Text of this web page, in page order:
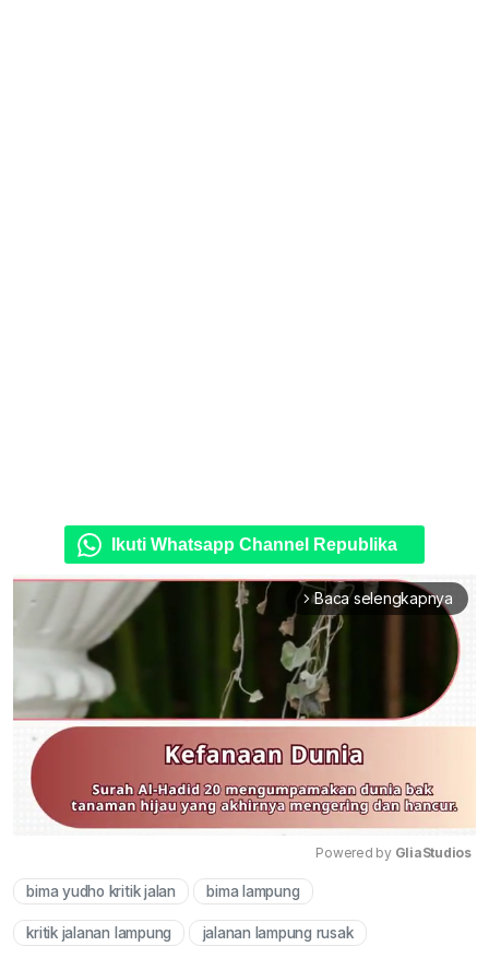
Ikuti Whatsapp Channel Republika
arrow_forward_ios Baca selengkapnya
Powered by GliaStudios
bima yudho kritik jalan bima lampung
kritik jalanan lampung jalanan lampung rusak